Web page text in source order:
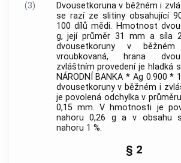
(3)
Dvousetkoruna v běžném i
se razí ze slitiny obsahující
100 dílů mědi. Hmotnost
g, její průměr 31 mm a síla
dvousetkoruny v
vroubkovaná, hrana
zvláštním provedení je hladká
NÁRODNÍ BANKA * Ag 0.900 *
dvousetkoruny v běžném i
je povolená odchylka v
0,15 mm. V hmotnosti je
nahoru 0,26 g a v obsahu
nahoru 1 %.
§ 2